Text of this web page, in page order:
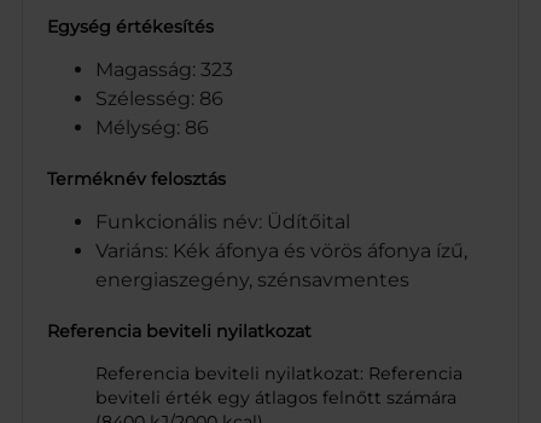
Egység értékesítés
Magasság: 323
Szélesség: 86
Mélység: 86
Terméknév felosztás
Funkcionális név: Üdítőital
Variáns: Kék áfonya és vörös áfonya ízű,
energiaszegény, szénsavmentes
Referencia beviteli nyilatkozat
Referencia beviteli nyilatkozat: Referencia
beviteli érték egy átlagos felnőtt számára